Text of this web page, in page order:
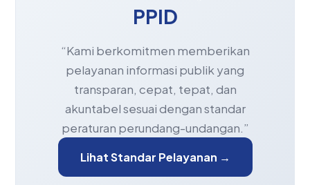
PPID
“Kami berkomitmen memberikan
pelayanan informasi publik yang
transparan, cepat, tepat, dan
akuntabel sesuai dengan standar
peraturan perundang-undangan.”
Lihat Standar Pelayanan →